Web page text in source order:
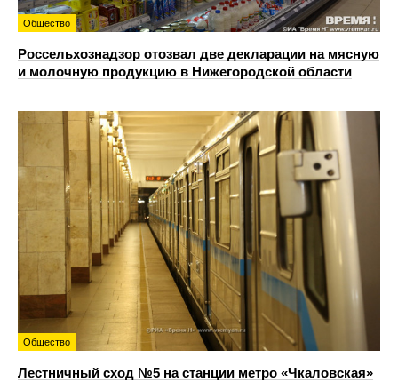
Общество
Россельхознадзор отозвал две декларации на мясную
и молочную продукцию в Нижегородской области
Общество
Лестничный сход №5 на станции метро «Чкаловская»